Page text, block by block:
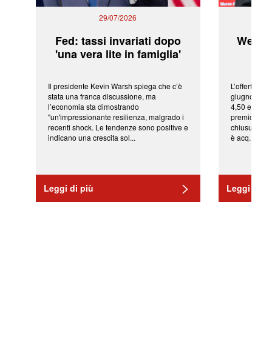
29/07/2026
Fed: tassi invariati dopo
'una vera lite in famiglia'
Il presidente Kevin Warsh spiega che c’è
stata una franca discussione, ma
l’economia sta dimostrando
"un'impressionante resilienza, malgrado i
recenti shock. Le tendenze sono positive e
indicano una crescita sol...
Leggi di più
L’offerta
giugno da
4,50 euro
premio di
chiusura
è acq...
Leggi di